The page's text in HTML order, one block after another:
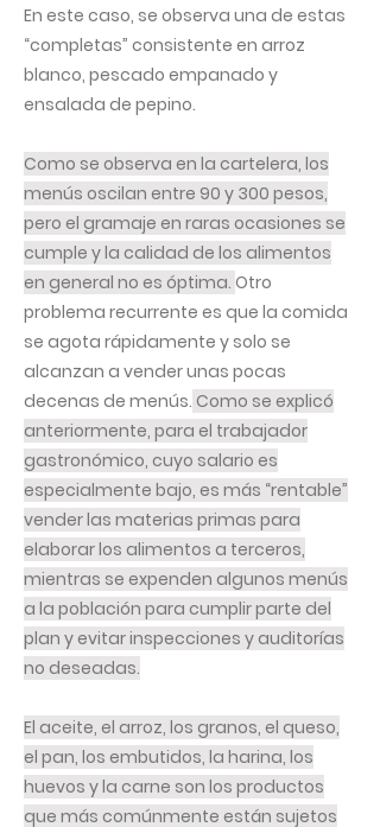
En este caso, se observa una de estas
“completas” consistente en arroz
blanco, pescado empanado y
ensalada de pepino.
Como se observa en la cartelera, los
menús oscilan entre 90 y 300 pesos,
pero el gramaje en raras ocasiones se
cumple y la calidad de los alimentos
en general no es óptima. Otro
problema recurrente es que la comida
se agota rápidamente y solo se
alcanzan a vender unas pocas
decenas de menús. Como se explicó
anteriormente, para el trabajador
gastronómico, cuyo salario es
especialmente bajo, es más “rentable”
vender las materias primas para
elaborar los alimentos a terceros,
mientras se expenden algunos menús
a la población para cumplir parte del
plan y evitar inspecciones y auditorías
no deseadas.
El aceite, el arroz, los granos, el queso,
el pan, los embutidos, la harina, los
huevos y la carne son los productos
que más comúnmente están sujetos